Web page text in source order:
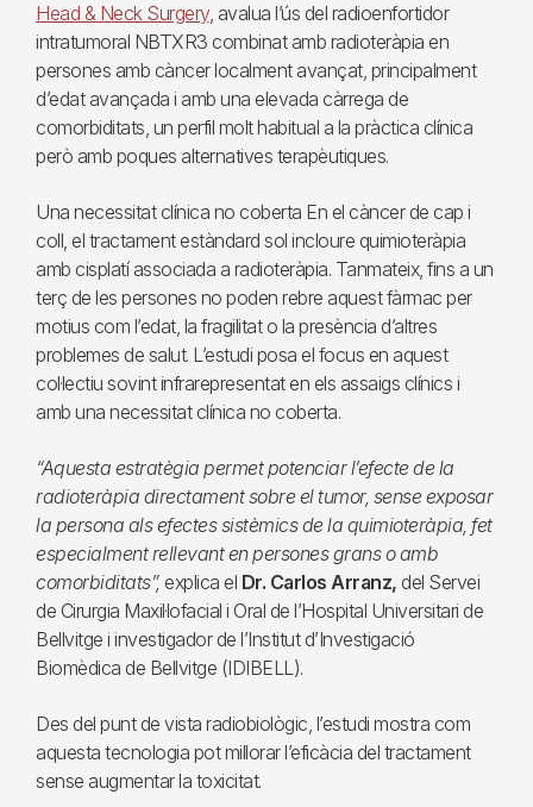
Head & Neck Surgery, avalua l’ús del radioenfortidor
intratumoral NBTXR3 combinat amb radioteràpia en
persones amb càncer localment avançat, principalment
d’edat avançada i amb una elevada càrrega de
comorbiditats, un perfil molt habitual a la pràctica clínica
però amb poques alternatives terapèutiques.
Una necessitat clínica no coberta En el càncer de cap i
coll, el tractament estàndard sol incloure quimioteràpia
amb cisplatí associada a radioteràpia. Tanmateix, fins a un
terç de les persones no poden rebre aquest fàrmac per
motius com l’edat, la fragilitat o la presència d’altres
problemes de salut. L’estudi posa el focus en aquest
col·lectiu sovint infrarepresentat en els assaigs clínics i
amb una necessitat clínica no coberta.
“Aquesta estratègia permet potenciar l’efecte de la
radioteràpia directament sobre el tumor, sense exposar
la persona als efectes sistèmics de la quimioteràpia, fet
especialment rellevant en persones grans o amb
comorbiditats”, explica el Dr. Carlos Arranz, del Servei
de Cirurgia Maxil·lofacial i Oral de l’Hospital Universitari de
Bellvitge i investigador de l’Institut d’Investigació
Biomèdica de Bellvitge (IDIBELL).
Des del punt de vista radiobiològic, l’estudi mostra com
aquesta tecnologia pot millorar l’eficàcia del tractament
sense augmentar la toxicitat.